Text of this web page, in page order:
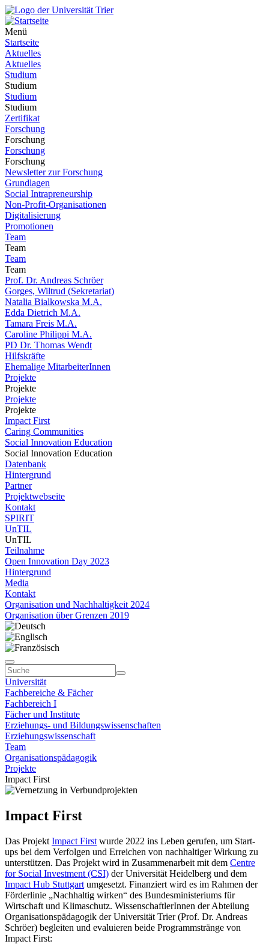
Menü
Startseite
Aktuelles
Aktuelles
Studium
Studium
Studium
Studium
Zertifikat
Forschung
Forschung
Forschung
Forschung
Newsletter zur Forschung
Grundlagen
Social Intrapreneurship
Non-Profit-Organisationen
Digitalisierung
Promotionen
Team
Team
Team
Team
Prof. Dr. Andreas Schröer
Gorges, Wiltrud (Sekretariat)
Natalia Bialkowska M.A.
Edda Dietrich M.A.
Tamara Freis M.A.
Caroline Philippi M.A.
PD Dr. Thomas Wendt
Hilfskräfte
Ehemalige MitarbeiterInnen
Projekte
Projekte
Projekte
Projekte
Impact First
Caring Communities
Social Innovation Education
Social Innovation Education
Datenbank
Hintergrund
Partner
Projektwebseite
Kontakt
SPIRIT
UnTIL
UnTIL
Teilnahme
Open Innovation Day 2023
Hintergrund
Media
Kontakt
Organisation und Nachhaltigkeit 2024
Organisation über Grenzen 2019
Universität
Fachbereiche & Fächer
Fachbereich I
Fächer und Institute
Erziehungs- und Bildungswissenschaften
Erziehungswissenschaft
Team
Organisationspädagogik
Projekte
Impact First
Impact First
Das Projekt Impact First wurde 2022 ins Leben gerufen, um Start-
ups bei dem Verfolgen und Erreichen von nachhaltiger Wirkung zu
unterstützen. Das Projekt wird in Zusammenarbeit mit dem Centre
for Social Investment (CSI) der Universität Heidelberg und dem
Impact Hub Stuttgart umgesetzt. Finanziert wird es im Rahmen der
Förderlinie „Nachhaltig wirken“ des Bundesministeriums für
Wirtschaft und Klimaschutz. WissenschaftlerInnen der Abteilung
Organisationspädagogik der Universität Trier (Prof. Dr. Andreas
Schröer) begleiten und evaluieren beide Programmstränge von
Impact First: